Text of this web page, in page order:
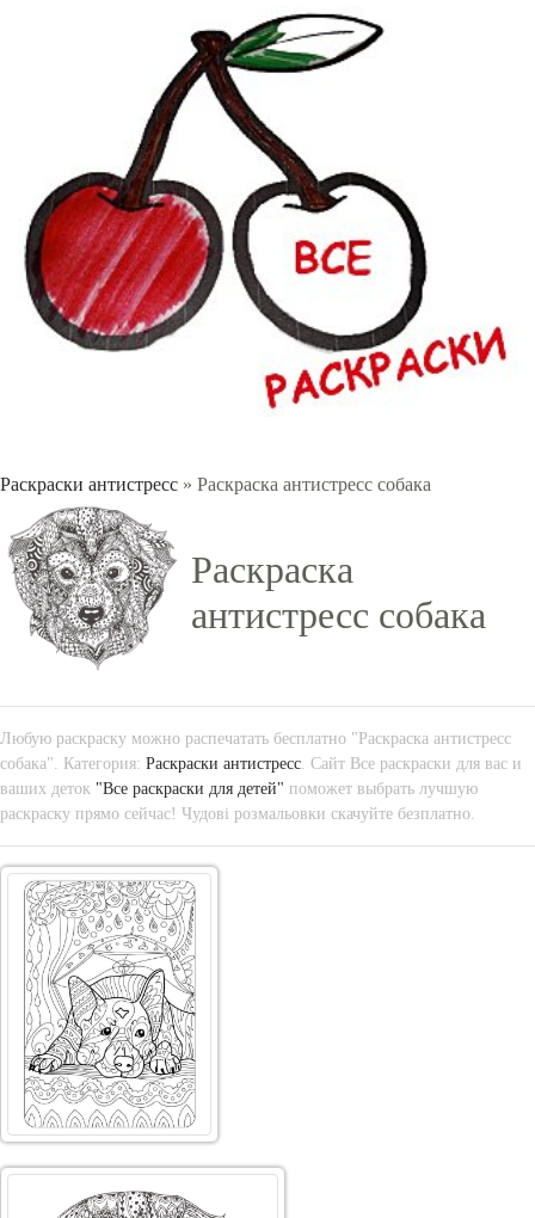
Раскраски антистресс » Раскраска антистресс собака
Раскраска
антистресс собака
Любую раскраску можно распечатать бесплатно "Раскраска антистресс
собака". Категория: Раскраски антистресс . Сайт Все раскраски для вас и
ваших деток "Все раскраски для детей" поможет выбрать лучшую
раскраску прямо сейчас! Чудові розмальовки скачуйте безплатно.